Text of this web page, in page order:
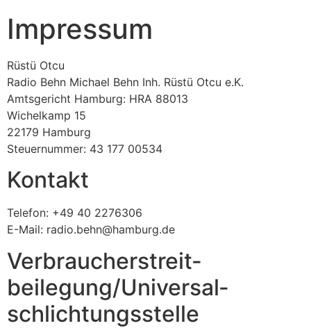
Impressum
Rüstü Otcu
Radio Behn Michael Behn Inh. Rüstü Otcu e.K.
Amtsgericht Hamburg: HRA 88013
Wichelkamp 15
22179 Hamburg
Steuernummer: 43 177 00534
Kontakt
Telefon: +49 40 2276306
E-Mail: radio.behn@hamburg.de
Verbraucher­streit­
beilegung/Universal­
schlichtungs­stelle